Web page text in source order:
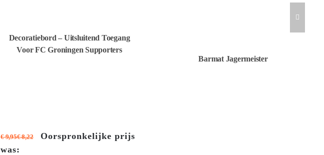
Decoratiebord – Uitsluitend Toegang
Voor FC Groningen Supporters
€9,95€8,22
Oorspronkelijke prijs
was:
Barmat Jagermeister